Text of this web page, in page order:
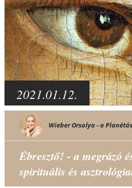
2021.01.12.
Wieber Orsolya - a
Ébresztő! - a megrázó
spirituális és